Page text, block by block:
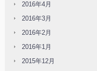
2016年4月
2016年3月
2016年2月
2016年1月
2015年12月